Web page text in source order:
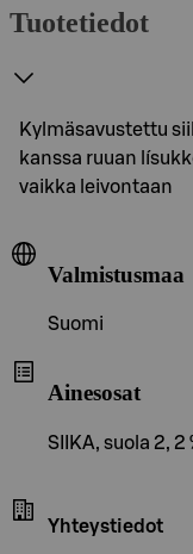
Tuotetiedot
Kylmäsavustettu
kanssa ruuan
vaikka leivontaan
Valmistusmaa
Suomi
Ainesosat
SIIKA, suola 2, 2
Yhteystiedot